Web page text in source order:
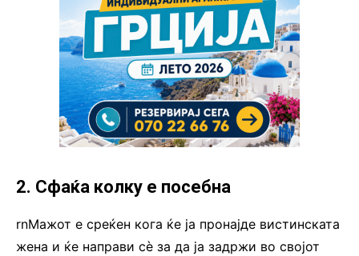
2. Сфаќа колку е посебна
rnМажот е среќен кога ќе ја пронајде вистинската
жена и ќе направи сè за да ја задржи во својот